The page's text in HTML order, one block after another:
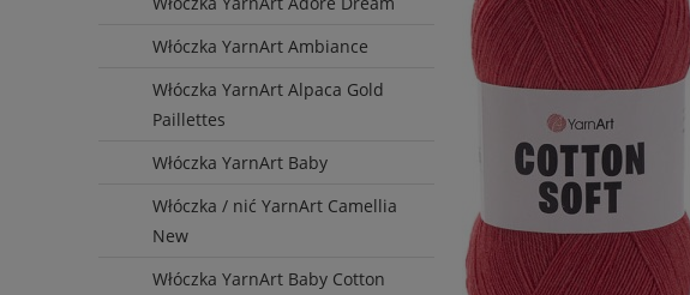
Włóczka YarnArt Ambiance
Włóczka YarnArt Alpaca Gold
Paillettes
Włóczka YarnArt Baby
Włóczka / nić YarnArt Camellia
New
Włóczka YarnArt Baby Cotton